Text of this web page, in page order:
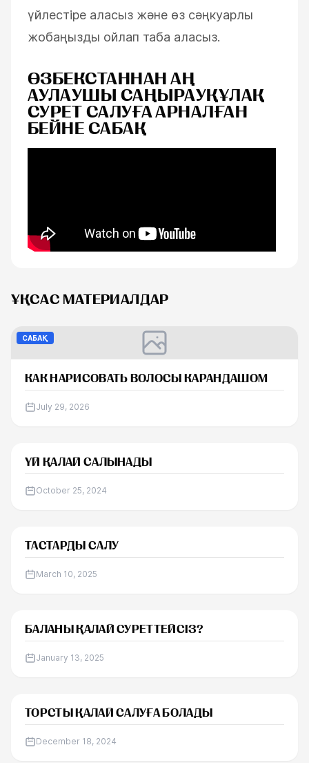
үйлестіре аласыз және өз сәңкуарлы
жобаңызды ойлап таба аласыз.
ӨЗБЕКСТАННАН АҢ
АУЛАУШЫ САҢЫРАУҚҰЛАҚ
СУРЕТ САЛУҒА АРНАЛҒАН
БЕЙНЕ САБАҚ
ҰҚСАС МАТЕРИАЛДАР
САБАҚ
КАК НАРИСОВАТЬ ВОЛОСЫ КАРАНДАШОМ
July 29, 2026
ҮЙ ҚАЛАЙ САЛЫНАДЫ
October 25, 2024
ТАСТАРДЫ САЛУ
March 10, 2025
БАЛАНЫ ҚАЛАЙ СУРЕТТЕЙСІЗ?
January 13, 2025
ТОРСТЫ ҚАЛАЙ САЛУҒА БОЛАДЫ
December 18, 2024